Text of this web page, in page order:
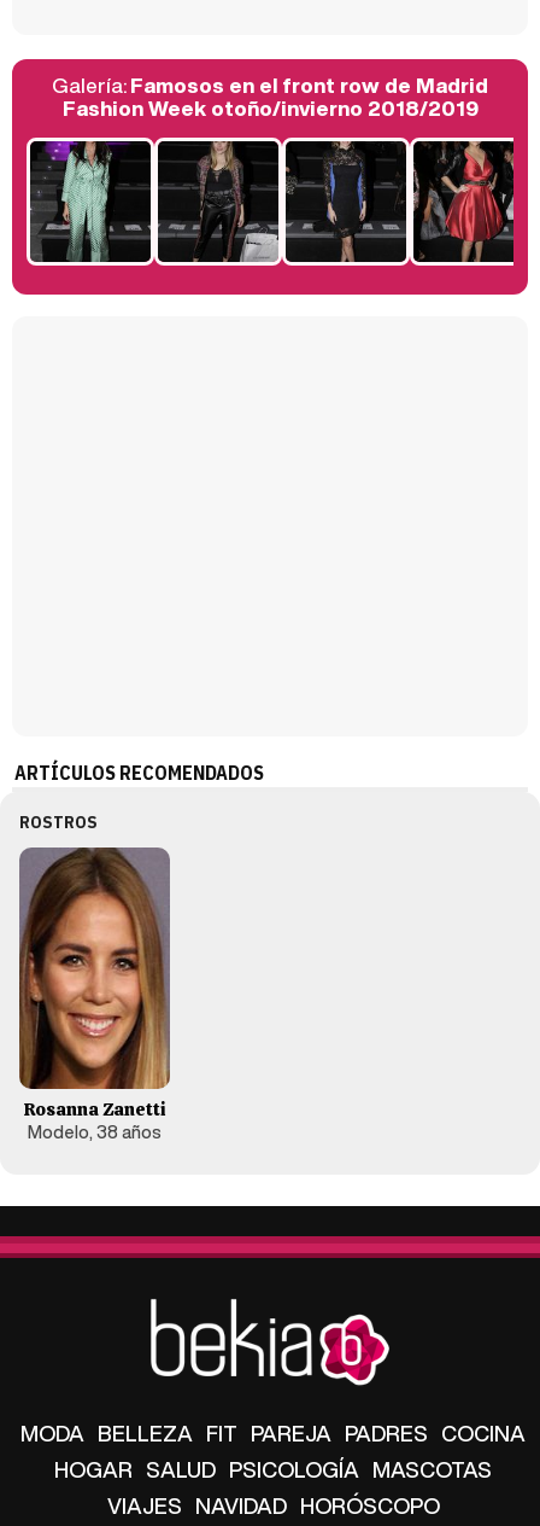
Manu Baqueiro: "Tuve como referente a Bruce Willis en 'Luz de Luna' para mi trabajo en la serie 'Perdiendo el juicio'"
Galería:Famosos en el front row de Madrid
Fashion Week otoño/invierno 2018/2019
ARTÍCULOS RECOMENDADOS
ROSTROS
Rosanna Zanetti
Modelo, 38 años
MODA BELLEZA FIT PAREJA PADRES COCINA
HOGAR SALUD PSICOLOGÍA MASCOTAS
VIAJES NAVIDAD HORÓSCOPO